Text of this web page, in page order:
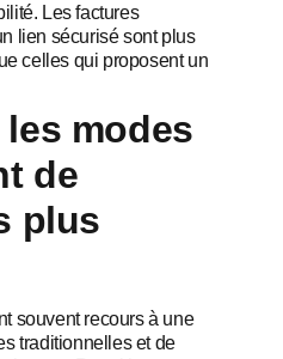
Les factures
lien sécurisé sont plus
celles qui proposent un
modes
de
plus
souvent recours à une
traditionnelles et de